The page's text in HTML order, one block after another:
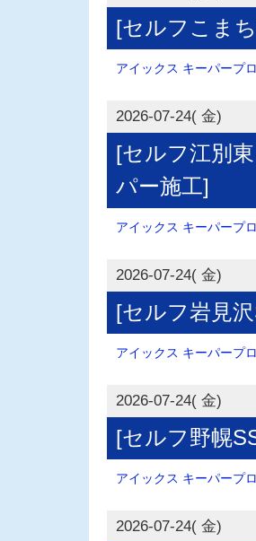
[セルフこま
アイックス キーパープ
2026-07-24( 金)
[セルフ江別
パー施工]
アイックス キーパープ
2026-07-24( 金)
[セルフ岩見
アイックス キーパープ
2026-07-24( 金)
[セルフ野幌
アイックス キーパープ
2026-07-24( 金)